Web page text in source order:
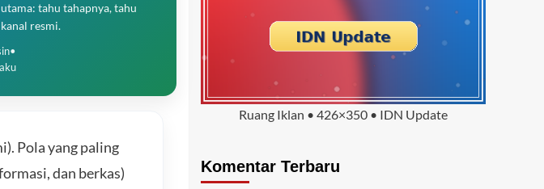
tahu tahapnya, tahu
resmi.
•
Pola yang paling
dan berkas)
Ruang Iklan • 426×350 • IDN Update
Komentar Terbaru